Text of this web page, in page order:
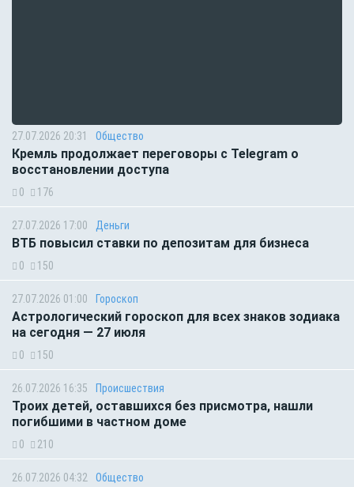
27.07.2026 20:31 Общество
Кремль продолжает переговоры с Telegram о
восстановлении доступа
0 176
27.07.2026 17:00 Деньги
ВТБ повысил ставки по депозитам для бизнеса
0 150
27.07.2026 01:00 Гороскоп
Астрологический гороскоп для всех знаков зодиака
на сегодня — 27 июля
0 150
26.07.2026 16:35 Происшествия
Троих детей, оставшихся без присмотра, нашли
погибшими в частном доме
0 210
26.07.2026 04:32 Общество